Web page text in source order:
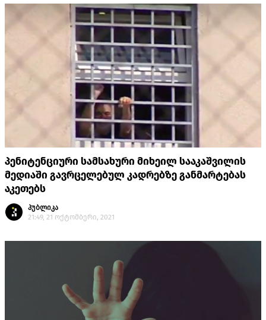
პენიტენციური სამსახური მიხეილ სააკაშვილის
მედიაში გავრცელებულ კადრებზე განმარტებას
აკეთებს
პუბლიკა
21:49, 21 ოქტომბერი, 2021